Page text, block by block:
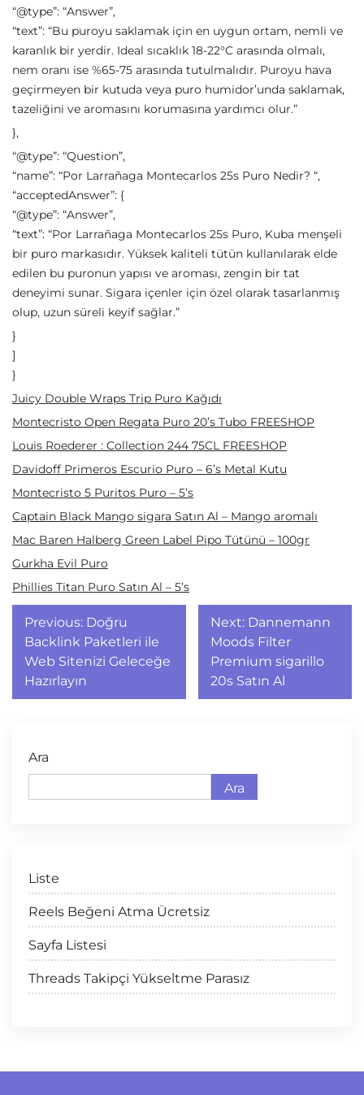
“@type”: “Answer”,
“text”: “Bu puroyu saklamak için en uygun ortam, nemli ve
karanlık bir yerdir. Ideal sıcaklık 18-22°C arasında olmalı,
nem oranı ise %65-75 arasında tutulmalıdır. Puroyu hava
geçirmeyen bir kutuda veya puro humidor’unda saklamak,
tazeliğini ve aromasını korumasına yardımcı olur.”
},
“@type”: “Question”,
“name”: “Por Larrañaga Montecarlos 25s Puro Nedir? “,
“acceptedAnswer”: {
“@type”: “Answer”,
“text”: “Por Larrañaga Montecarlos 25s Puro, Kuba menşeli
bir puro markasıdır. Yüksek kaliteli tütün kullanılarak elde
edilen bu puronun yapısı ve aroması, zengin bir tat
deneyimi sunar. Sigara içenler için özel olarak tasarlanmış
olup, uzun süreli keyif sağlar.”
}
]
}
Juicy Double Wraps Trip Puro Kağıdı
Montecristo Open Regata Puro 20’s Tubo FREESHOP
Louis Roederer : Collection 244 75CL FREESHOP
Davidoff Primeros Escurio Puro – 6’s Metal Kutu
Montecristo 5 Puritos Puro – 5’s
Captain Black Mango sigara Satın Al – Mango aromalı
Mac Baren Halberg Green Label Pipo Tütünü – 100gr
Gurkha Evil Puro
Phillies Titan Puro Satın Al – 5’s
Yazı
gezinmesi
Previous: Doğru
Backlink Paketleri ile
Web Sitenizi Geleceğe
Hazırlayın
Next: Dannemann
Moods Filter
Premium sigarillo
20s Satın Al
Ara
Ara
Liste
Reels Beğeni Atma Ücretsiz
Sayfa Listesi
Threads Takipçi Yükseltme Parasız